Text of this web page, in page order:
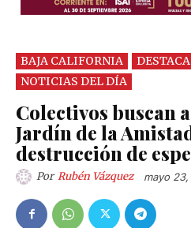
BAJA CALIFORNIA
NOTICIAS DEL DÍA
Colectivos buscan
Jardín de la
destrucción de
Por Rubén Vázquez mayo